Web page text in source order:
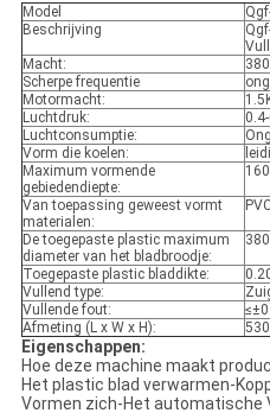
Model
Beschrijving
Macht:
Scherpe frequentie
Motormacht:
Luchtdruk:
Luchtconsumptie:
Vorm die koelen:
Maximum vormende
gebiedendiepte:
Van toepassing geweest vormt
materialen:
De toegepaste plastic maximum
diameter van het bladbroodje:
Toegepaste plastic bladdikte:
Vullend type:
Vullende fout:
Afmeting (L x W x H):
Eigenschappen:
Hoe deze machine maakt
Het plastic blad verwarmen-
Vormen zich-Het automatische